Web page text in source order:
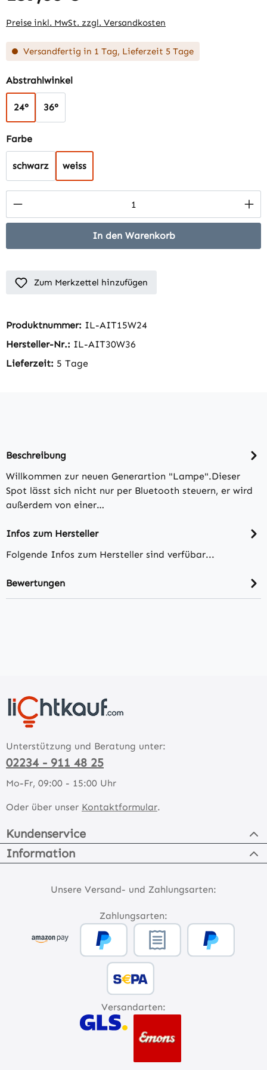
Preise inkl. MwSt. zzgl. Versandkosten
Versandfertig in 1 Tag, Lieferzeit 5 Tage
Abstrahlwinkelauswählen
24° 36°
Farbeauswählen
schwarz weiss
Produkt Anzahl: Gib den gewünschten
In den Warenkorb
Zum Merkzettel hinzufügen
Produktnummer: IL-AIT15W24
Hersteller-Nr.: IL-AIT30W36
Lieferzeit: 5 Tage
Beschreibung
Willkommen zur neuen Generartion "Lampe".Dieser
Spot lässt sich nicht nur per Bluetooth steuern, er wird
außerdem von einer…
Infos zum Hersteller
Folgende Infos zum Hersteller sind verfübar...
Bewertungen
Unterstützung und Beratung unter:
02234 - 911 48 25
Mo-Fr, 09:00 - 15:00 Uhr
Oder über unser Kontaktformular.
Kundenservice
Information
Unsere Versand- und Zahlungsarten:
Zahlungsarten:
Versandarten: